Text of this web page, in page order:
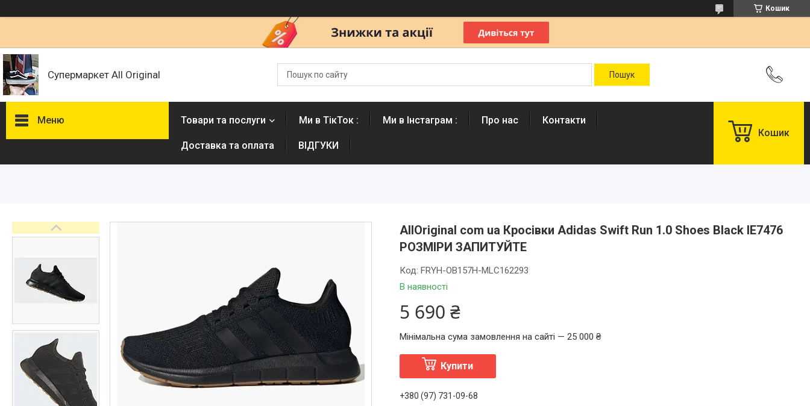
Кошик
Супермаркет All Original
Меню Товари та послуги Ми в ТікТок : Ми в Інстаграм : Про нас Контакти
Доставка та оплата ВІДГУКИ
Кошик
AllOriginal com ua Кросівки Adidas Swift Run 1.0 Shoes Black IE7476
РОЗМІРИ ЗАПИТУЙТЕ
В наявності
Код: FRYH-OB157H-MLC162293
5 690 ₴
Мінімальна сума замовлення на сайті — 25 000 ₴
Купити
+380 (97) 731-09-68